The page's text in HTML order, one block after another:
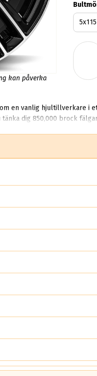
kan påverka
en vanlig hjultillverkare
dig 850,000 brock